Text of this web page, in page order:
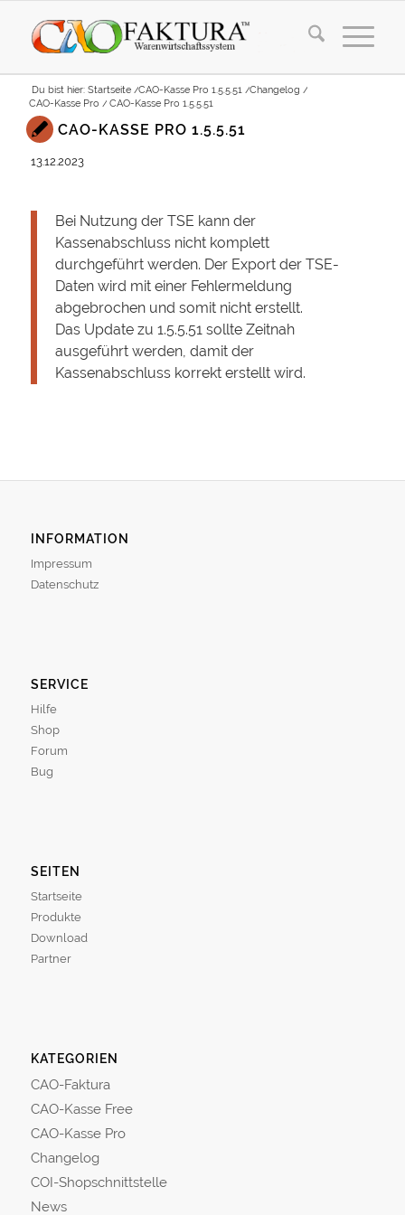
Du bist hier: Startseite /CAO-Kasse Pro 1.5.5.51 /Changelog /
CAO-Kasse Pro / CAO-Kasse Pro 1.5.5.51
CAO-KASSE PRO 1.5.5.51
13.12.2023
Bei Nutzung der TSE kann der
Kassenabschluss nicht komplett
durchgeführt werden. Der Export der TSE-
Daten wird mit einer Fehlermeldung
abgebrochen und somit nicht erstellt.
Das Update zu 1.5.5.51 sollte Zeitnah
ausgeführt werden, damit der
Kassenabschluss korrekt erstellt wird.
INFORMATION
Impressum
Datenschutz
SERVICE
Hilfe
Shop
Forum
Bug
SEITEN
Startseite
Produkte
Download
Partner
KATEGORIEN
CAO-Faktura
CAO-Kasse Free
CAO-Kasse Pro
Changelog
COI-Shopschnittstelle
News